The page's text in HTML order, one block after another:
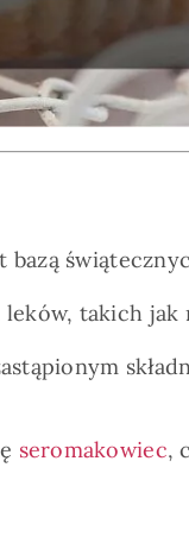
leków, takich
seromakowiec,